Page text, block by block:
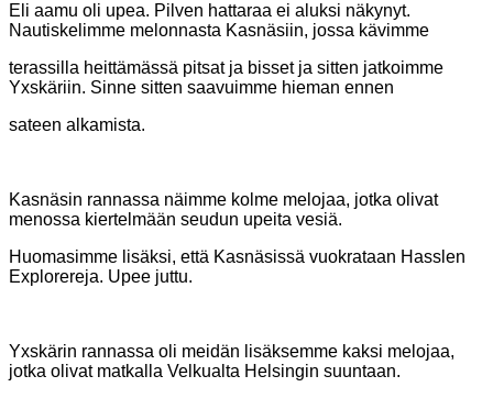
Eli aamu oli upea. Pilven hattaraa ei aluksi näkynyt.
Nautiskelimme melonnasta Kasnäsiin, jossa kävimme
terassilla heittämässä pitsat ja bisset ja sitten jatkoimme
Yxskäriin. Sinne sitten saavuimme hieman ennen
sateen alkamista.
Kasnäsin rannassa näimme kolme melojaa, jotka olivat
menossa kiertelmään seudun upeita vesiä.
Huomasimme lisäksi, että Kasnäsissä vuokrataan Hasslen
Explorereja. Upee juttu.
Yxskärin rannassa oli meidän lisäksemme kaksi melojaa,
jotka olivat matkalla Velkualta Helsingin suuntaan.